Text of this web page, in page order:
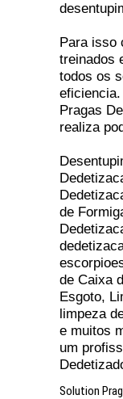
Para isso
treinados
todos os
Pragas
realiza
de
de Caixa
Esgoto,
limpeza
e muitos
um
Solution